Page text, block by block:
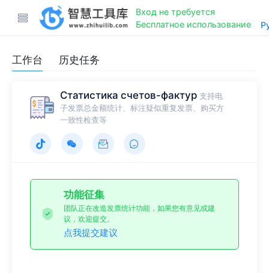
Вход не требуется
Бесплатное использование
工作台 历史任务
Статистика счетов-фактур 支持电
子发票总金额统计、标注疑似重复发票、购买方
一致性检查等
功能征集
团队正在改造发票统计功能，如果您有意见或建
议，欢迎提交。
点我提交建议